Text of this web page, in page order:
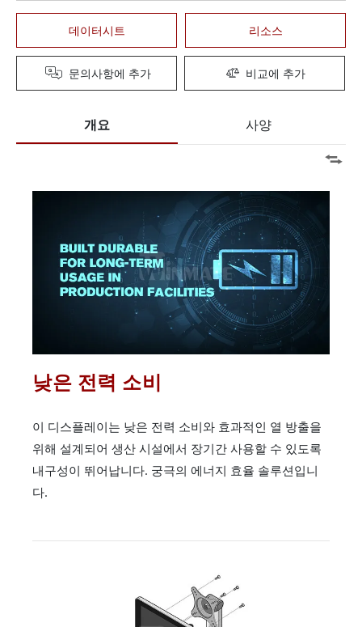
데이터시트 리소스
문의사항에 추가 비교에 추가
개요 사양
낮은 전력 소비
이 디스플레이는 낮은 전력 소비와 효과적인 열 방출을
위해 설계되어 생산 시설에서 장기간 사용할 수 있도록
내구성이 뛰어납니다. 궁극의 에너지 효율 솔루션입니
다.